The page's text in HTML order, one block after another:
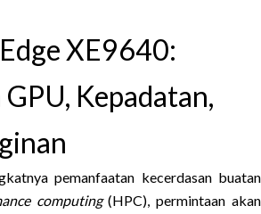
XE9640:
Kepadatan,
pemanfaatan kecerdasan buatan
computing(HPC), permintaan akan